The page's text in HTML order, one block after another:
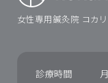
女性専用鍼灸院 コカリ
診療時間 月